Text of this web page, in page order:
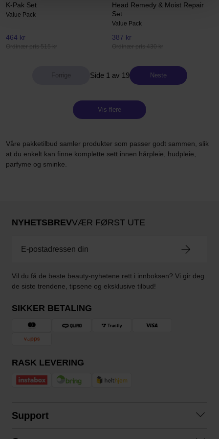
K-Pak Set
Value Pack
464 kr
Ordinær pris 515 kr
Head Remedy & Moist Repair
Set
Value Pack
387 kr
Ordinær pris 430 kr
Side 1 av 19 Neste
Vis flere
Våre pakketilbud samler produkter som passer godt sammen, slik
at du enkelt kan finne komplette sett innen hårpleie, hudpleie,
parfyme og sminke.
NYHETSBREVVÆR FØRST UTE
Vil du få de beste beauty-nyhetene rett i innboksen? Vi gir deg
de siste trendene, tipsene og eksklusive tilbud!
SIKKER BETALING
RASK LEVERING
Support